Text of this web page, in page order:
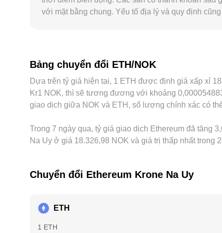
với mặt bằng chung. Yếu tố địa lý và quy định
trường, khiến conversion rate ETH/NOK duy trì
Bảng chuyển đổi ETH/NOK
Dựa trên tỷ giá hiện tại, 1 ETH được định giá xấp xỉ
Kr1 NOK, thì sẽ tương đương với khoảng
giao dịch giữa NOK và ETH, số lượng chính xác có
Trong 7 ngày qua, tỷ giá giao dịch Ethereum đã tăng
Na Uy ở giá 18.326,98 NOK và giá trị thấp nhất trong
Chuyển đổi Ethereum Krone Na Uy
ETH
1 ETH